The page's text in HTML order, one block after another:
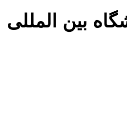
بین المللی